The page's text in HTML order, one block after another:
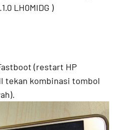
LH0MIDG )
(restart HP
tekan kombinasi tombol